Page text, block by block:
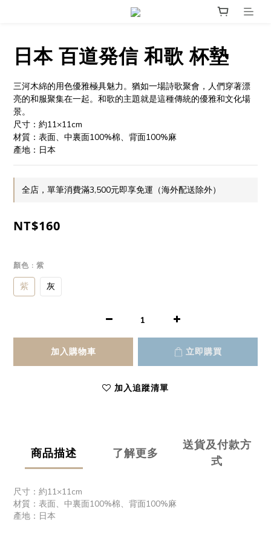
日本 百道発信 和歌 杯墊
三河木綿的用色優雅極具魅力。猶如一場詩歌聚會，人們穿著漂
亮的和服聚集在一起。和歌的主題就是這種傳統的優雅和文化場
景。
尺寸：約11×11cm
材質：表面、中裏面100%棉、背面100%麻
產地：日本
全店，單筆消費滿3,500元即享免運（海外配送除外）
NT$160
顏色 : 紫
紫 灰
加入購物車 立即購買
加入追蹤清單
商品描述 了解更多
送貨及付款方
式
尺寸：約11×11cm
材質：表面、中裏面100%棉、背面100%麻
產地：日本